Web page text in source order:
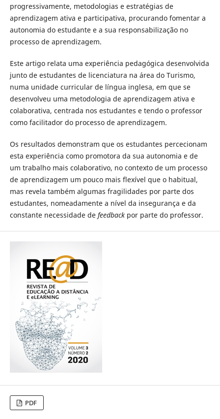
progressivamente, metodologias e estratégias de
aprendizagem ativa e participativa, procurando fomentar a
autonomia do estudante e a sua responsabilização no
processo de aprendizagem.
Este artigo relata uma experiência pedagógica desenvolvida
junto de estudantes de licenciatura na área do Turismo,
numa unidade curricular de língua inglesa, em que se
desenvolveu uma metodologia de aprendizagem ativa e
colaborativa, centrada nos estudantes e tendo o professor
como facilitador do processo de aprendizagem.
Os resultados demonstram que os estudantes percecionam
esta experiência como promotora da sua autonomia e de
um trabalho mais colaborativo, no contexto de um processo
de aprendizagem um pouco mais flexível que o habitual,
mas revela também algumas fragilidades por parte dos
estudantes, nomeadamente a nível da insegurança e da
constante necessidade de feedbackpor parte do professor.
PDF